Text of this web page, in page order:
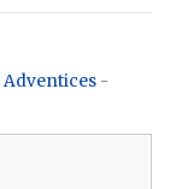
Adventices -